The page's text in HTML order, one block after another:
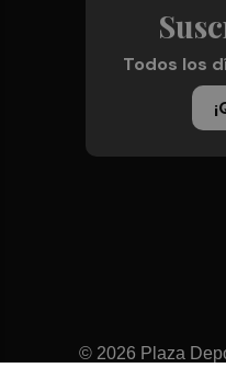
Todos los
© 2026 Plaza